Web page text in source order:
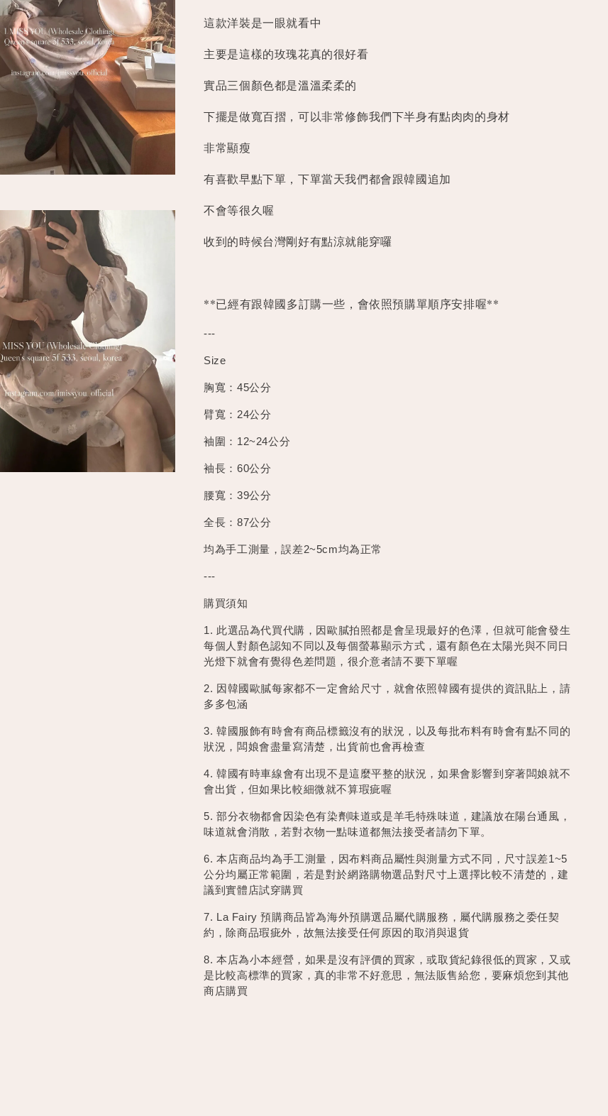
這款洋裝是一眼就看中
主要是這樣的玫瑰花真的很好看
實品三個顏色都是溫溫柔柔的
下擺是做寬百摺，可以非常修飾我們下半身有點肉肉的身材
非常顯瘦
有喜歡早點下單，下單當天我們都會跟韓國追加
不會等很久喔
收到的時候台灣剛好有點涼就能穿囉
**已經有跟韓國多訂購一些，會依照預購單順序安排喔**
---
Size
胸寬：45公分
臂寬：24公分
袖圍：12~24公分
袖長：60公分
腰寬：39公分
全長：87公分
均為手工測量，誤差2~5cm均為正常
---
購買須知
1. 此選品為代買代購，因歐膩拍照都是會呈現最好的色澤，但就可能會發生
每個人對顏色認知不同以及每個螢幕顯示方式，還有顏色在太陽光與不同日
光燈下就會有覺得色差問題，很介意者請不要下單喔
2. 因韓國歐膩每家都不一定會給尺寸，就會依照韓國有提供的資訊貼上，請
多多包涵
3. 韓國服飾有時會有商品標籤沒有的狀況，以及每批布料有時會有點不同的
狀況，闆娘會盡量寫清楚，出貨前也會再檢查
4. 韓國有時車線會有出現不是這麼平整的狀況，如果會影響到穿著闆娘就不
會出貨，但如果比較細微就不算瑕疵喔
5. 部分衣物都會因染色有染劑味道或是羊毛特殊味道，建議放在陽台通風，
味道就會消散，若對衣物一點味道都無法接受者請勿下單。
6. 本店商品均為手工測量，因布料商品屬性與測量方式不同，尺寸誤差1~5
公分均屬正常範圍，若是對於網路購物選品對尺寸上選擇比較不清楚的，建
議到實體店試穿購買
7. La Fairy 預購商品皆為海外預購選品屬代購服務，屬代購服務之委任契
約，除商品瑕疵外，故無法接受任何原因的取消與退貨
8. 本店為小本經營，如果是沒有評價的買家，或取貨紀錄很低的買家，又或
是比較高標準的買家，真的非常不好意思，無法販售給您，要麻煩您到其他
商店購買